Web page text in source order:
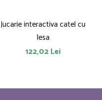
Jucarie interactiva catel cu
lesa
122,02 Lei